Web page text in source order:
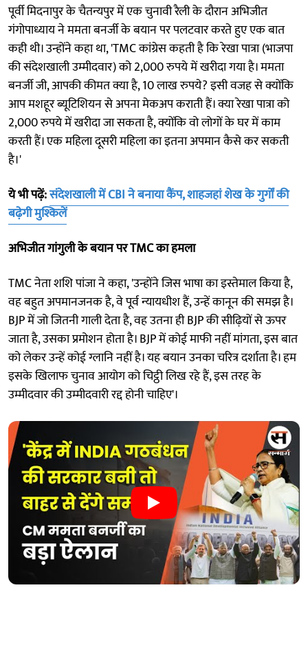
पूर्वी मिदनापुर के चैतन्यपुर में एक चुनावी रैली के दौरान अभिजीत
गंगोपाध्याय ने ममता बनर्जी के बयान पर पलटवार करते हुए एक बात
कही थी। उन्होंने कहा था, 'TMC कांग्रेस कहती है कि रेखा पात्रा (भाजपा
की संदेशखाली उम्मीदवार) को 2,000 रुपये में खरीदा गया है। ममता
बनर्जी जी, आपकी कीमत क्या है, 10 लाख रुपये? इसी वजह से क्योंकि
आप मशहूर ब्यूटिशियन से अपना मेकअप कराती हैं। क्या रेखा पात्रा को
2,000 रुपये में खरीदा जा सकता है, क्योंकि वो लोगों के घर में काम
करती हैं। एक महिला दूसरी महिला का इतना अपमान कैसे कर सकती
है।'
ये भी पढ़ें:संदेशखाली में CBI ने बनाया कैंप, शाहजहां शेख के गुर्गों की
बढ़ेगी मुश्किलें
अभिजीत गांगुली के बयान पर TMC का हमला
TMC नेता शशि पांजा ने कहा, 'उन्होंने जिस भाषा का इस्तेमाल किया है,
वह बहुत अपमानजनक है, वे पूर्व न्यायधीश हैं, उन्हें कानून की समझ है।
BJP में जो जितनी गाली देता है, वह उतना ही BJP की सीढ़ियों से ऊपर
जाता है, उसका प्रमोशन होता है। BJP में कोई माफी नहीं मांगता, इस बात
को लेकर उन्हें कोई ग्लानि नहीं है। यह बयान उनका चरित्र दर्शाता है। हम
इसके खिलाफ चुनाव आयोग को चिट्ठी लिख रहे हैं, इस तरह के
उम्मीदवार की उम्मीदवारी रद्द होनी चाहिए'।